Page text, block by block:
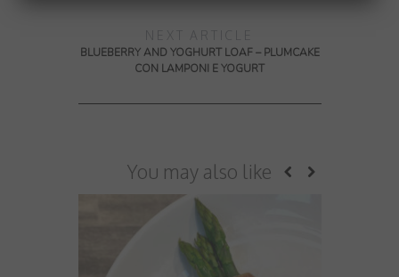
NEXT ARTICLE
BLUEBERRY AND YOGHURT LOAF – PLUMCAKE
CON LAMPONI E YOGURT
You may also like